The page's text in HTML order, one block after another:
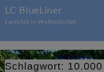
content
LC BlueLiner
Laufclub in Wolfenbüttel
Schlagwort: